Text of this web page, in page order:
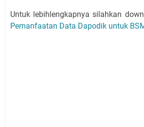
Untuk lebihlengkapnya silahkan
Pemanfaatan Data Dapodik untuk